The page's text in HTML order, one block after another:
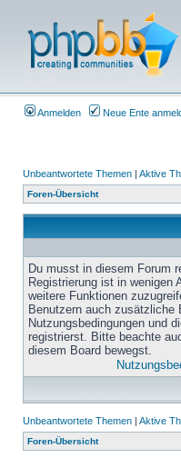
Anmelden Neue Ente
Unbeantwortete Themen | Aktive
Foren-Übersicht
Du musst in diesem Forum
Registrierung ist in wenigen
weitere Funktionen
Benutzern auch zusätzliche
Nutzungsbedingungen und
registrierst. Bitte beachte
diesem Board bewegst.
Unbeantwortete Themen | Aktive
Foren-Übersicht